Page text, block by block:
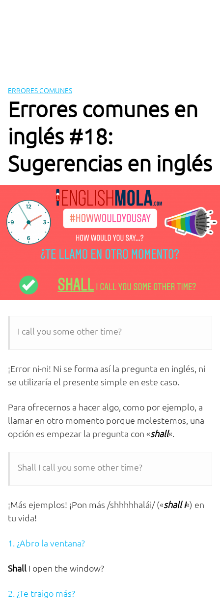
ERRORES COMUNES
Errores comunes en
inglés #18:
Sugerencias en inglés
I call you some other time?
¡Error ni-ni! Ni se forma así la pregunta en inglés, ni
se utilizaría el presente simple en este caso.
Para ofrecernos a hacer algo, como por ejemplo, a
llamar en otro momento porque molestemos, una
opción es empezar la pregunta con «shall«.
Shall I call you some other time?
¡Más ejemplos! ¡Pon más /shhhhhalái/ («shall I«) en
tu vida!
1. ¿Abro la ventana?
Shall I open the window?
2. ¿Te traigo más?